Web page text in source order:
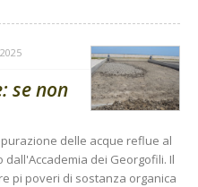
se non
delle acque reflue al
dei Georgofili. Il
pi poveri di sostanza organica